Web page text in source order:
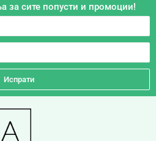
за сите попусти и промоции!
Испрати